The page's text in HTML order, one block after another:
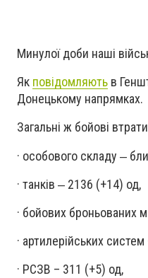
Минулої доби наші
Як повідомляють в
Донецькому напрямках.
Загальні ж бойові
· особового складу ‒
· танків ‒ 2136 (+14) од,
· бойових броньованих
· артилерійських
· РСЗВ – 311 (+5) од,